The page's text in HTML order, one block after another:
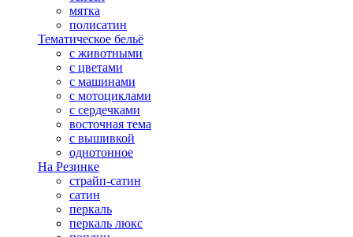
мятка
полисатин
Тематическое бельё
с животными
с цветами
с машинами
с мотоциклами
с сердечками
восточная тема
с вышивкой
однотонное
На Резинке
страйп-сатин
сатин
перкаль
перкаль люкс